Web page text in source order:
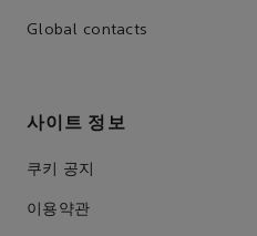
Global contacts
사이트 정보
쿠키 공지
이용약관